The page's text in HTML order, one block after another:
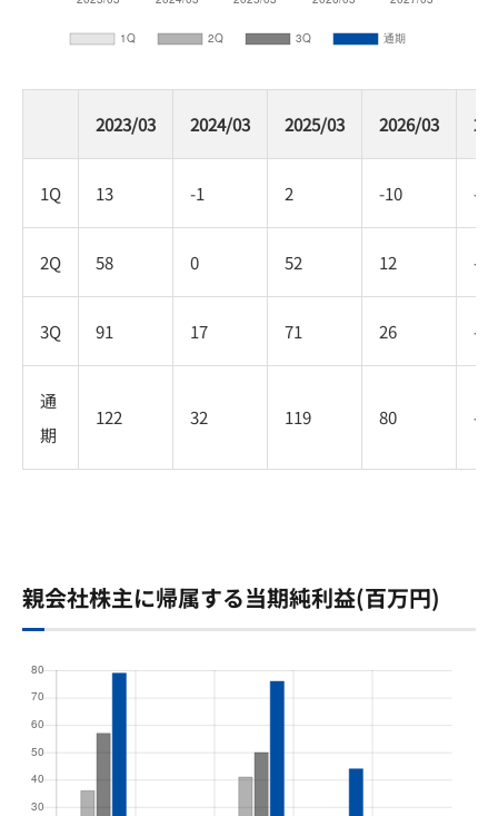
2023/03 2024/03 2025/03 2026/03
1Q 13 -1 2 -10 -4
2Q 58 0 52 12 -
3Q 91 17 71 26 -
通
期
122 32 119 80 -
親会社株主に帰属する当期純利益(百万円)